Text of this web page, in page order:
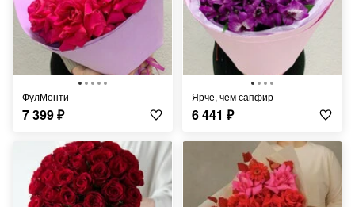
ФулМонти
7 399₽
Ярче, чем сапфир
6 441 ₽